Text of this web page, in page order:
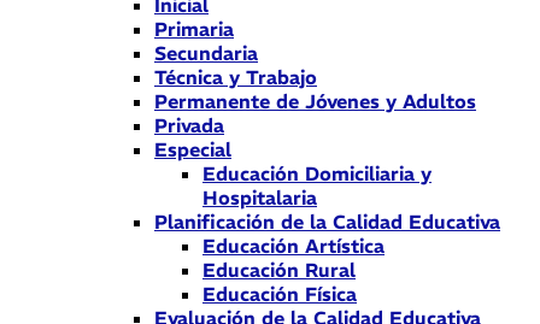
Inicial
Primaria
Secundaria
Técnica y Trabajo
Permanente de Jóvenes y Adultos
Privada
Especial
Educación Domiciliaria y
Hospitalaria
Planificación de la Calidad Educativa
Educación Artística
Educación Rural
Educación Física
Evaluación de la Calidad Educativa